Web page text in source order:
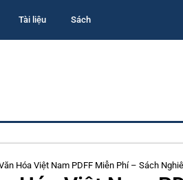
Tài liệu Sách
Hóa Việt Nam PDFF Miễn Phí – Sách